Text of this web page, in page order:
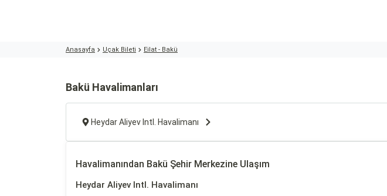
Anasayfa Uçak Bileti Eilat - Bakü
Bakü Havalimanları
Heydar Aliyev Intl. Havalimanı
Havalimanından Bakü Şehir Merkezine Ulaşım
Heydar Aliyev Intl. Havalimanı